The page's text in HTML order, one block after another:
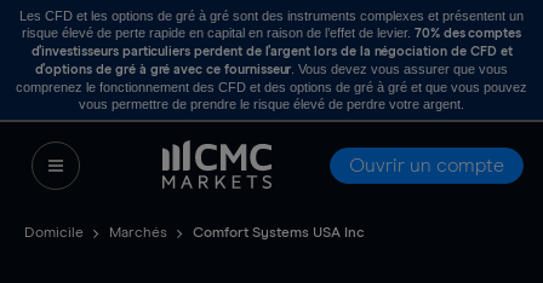
Les CFD et les options de gré à gré sont des instruments complexes et présentent un
risque élevé de perte rapide en capital en raison de l’effet de levier. 70% des comptes
d’investisseurs particuliers perdent de l’argent lors de la négociation de CFD et
d’options de gré à gré avec ce fournisseur . Vous devez vous assurer que vous
comprenez le fonctionnement des CFD et des options de gré à gré et que vous pouvez
vous permettre de prendre le risque élevé de perdre votre argent.
Ouvrir un compte
Domicile Marchés Comfort Systems USA Inc